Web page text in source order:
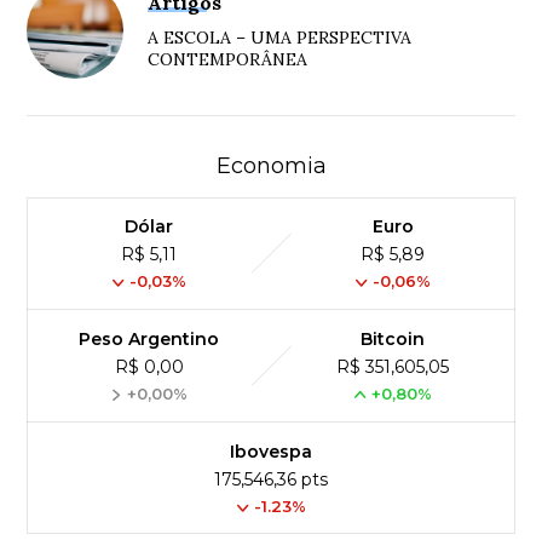
A ESCOLA – UMA PERSPECTIVA
CONTEMPORÂNEA
Economia
Dólar
R$ 5,11
-0,03%
Euro
R$ 5,89
-0,06%
Peso Argentino
R$ 0,00
+0,00%
Bitcoin
R$ 351,605,05
+0,80%
Ibovespa
175,546,36 pts
-1.23%